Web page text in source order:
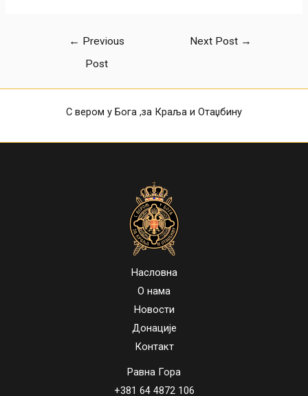
← Previous
Post
Next Post →
С вером у Бога ,за Краља и Отаџбину
Насловна
О нама
Новости
Донације
Контакт
Равна Гора
+381 64 4872 106